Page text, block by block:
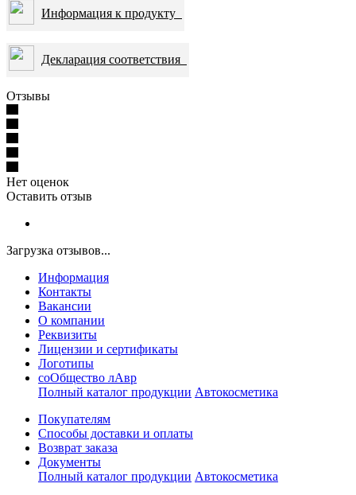
Информация к продукту
Декларация соответствия
Отзывы
Нет оценок
Оставить отзыв
Загрузка отзывов...
Информация
Контакты
Вакансии
О компании
Реквизиты
Лицензии и сертификаты
Логотипы
соОбщество лАвр
Полный каталог продукции Автокосметика
Покупателям
Способы доставки и оплаты
Возврат заказа
Документы
Полный каталог продукции Автокосметика